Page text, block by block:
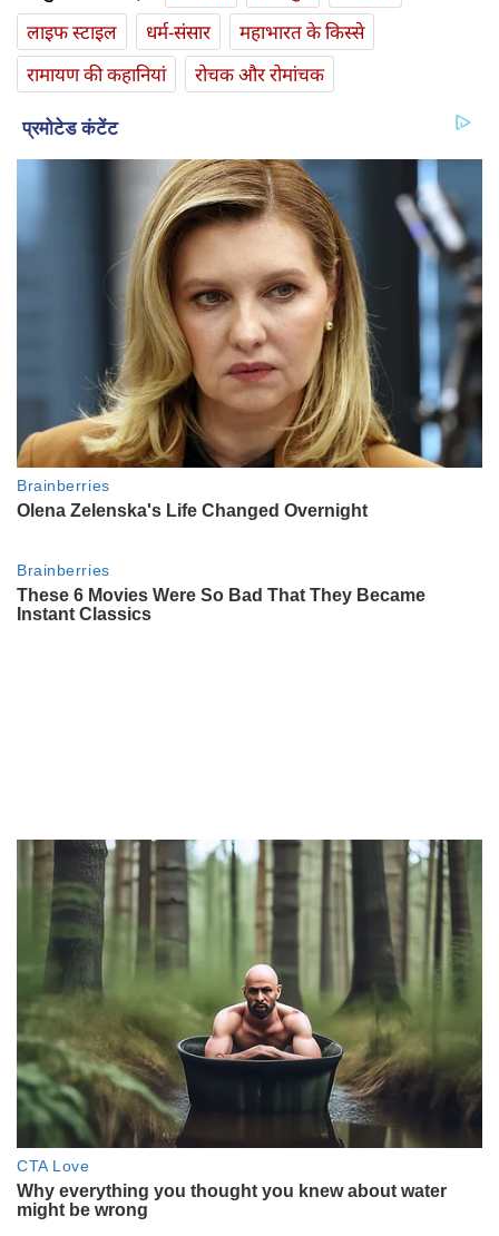
लाइफ स्‍टाइल
धर्म-संसार
महाभारत के किस्से
रामायण की कहानियां
रोचक और रोमांचक